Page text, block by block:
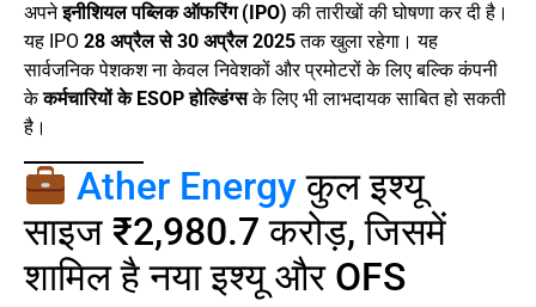
अपनेइनीशियल पब्लिक ऑफरिंग (IPO) की तारीखों की घोषणा कर दी है।
यह IPO 28 अप्रैल से 30 अप्रैल 2025तक खुला रहेगा। यह
सार्वजनिक पेशकश ना केवल निवेशकों और प्रमोटरों के लिए बल्कि कंपनी
केकर्मचारियों के ESOP होल्डिंग्सके लिए भी लाभदायक साबित हो सकती
है।
Ather Energyकुल इश्यू
साइज ₹2,980.7 करोड़, जिसमें
शामिल है नया इश्यू और OFS